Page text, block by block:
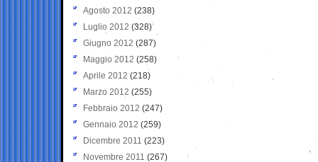
Agosto 2012 (238)
Luglio 2012 (328)
Giugno 2012 (287)
Maggio 2012 (258)
Aprile 2012 (218)
Marzo 2012 (255)
Febbraio 2012 (247)
Gennaio 2012 (259)
Dicembre 2011 (223)
Novembre 2011 (267)